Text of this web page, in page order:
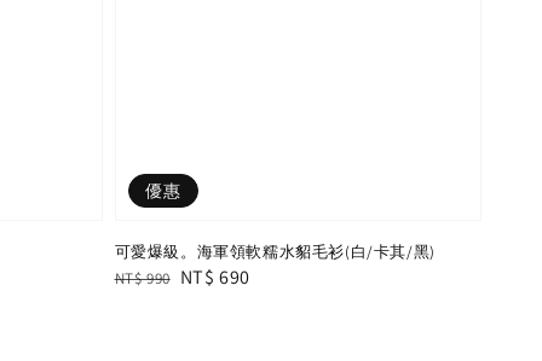
優惠
可愛爆級。海軍領軟糯水貂毛衫(白/卡其/黑)
Regular
NT$ 990 Sale
NT$ 690